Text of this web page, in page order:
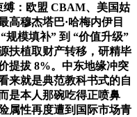
缚：欧盟 CBAM、美国姑
高穆杰塔巴·哈梅内伊目
规模填补” 到 “价值升级”
扶植取财产转移，研精毕
提拔 8%。中东地缘冲突
来就是典范教科书式的自
是本人那碗吃得正喷鼻
属性再度遭到国际市场青